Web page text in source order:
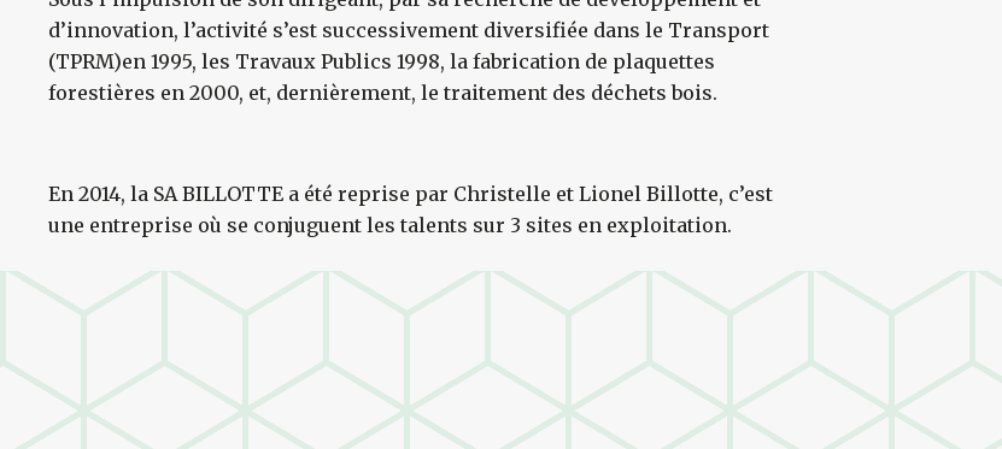
d’innovation, l’activité s’est successivement diversifiée dans le Transport
(TPRM)en 1995, les Travaux Publics 1998, la fabrication de plaquettes
forestières en 2000, et, dernièrement, le traitement des déchets bois.
En 2014, la SA BILLOTTE a été reprise par Christelle et Lionel Billotte, c’est
une entreprise où se conjuguent les talents sur 3 sites en exploitation.